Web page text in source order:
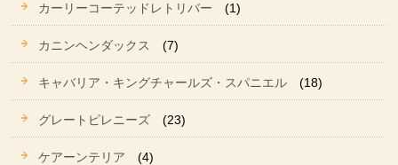
カーリーコーテッドレトリバー (1)
カニンヘンダックス (7)
キャバリア・キングチャールズ・スパニエル (18)
グレートピレニーズ (23)
ケアーンテリア (4)